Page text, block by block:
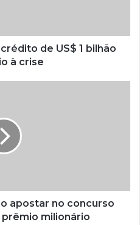
de US$ 1 bilhão
à crise
apostar no concurso
milionário